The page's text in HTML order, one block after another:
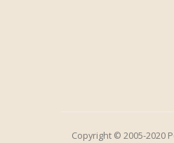
Copyright © 2005-2020